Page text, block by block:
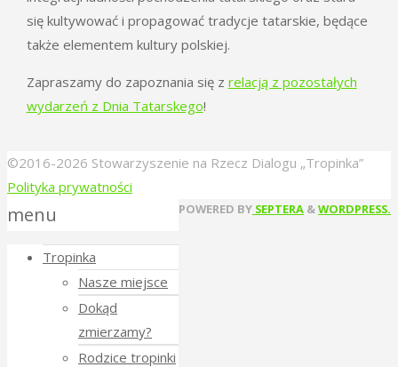
się kultywować i propagować tradycje tatarskie, będące
także elementem kultury polskiej.
Zapraszamy do zapoznania się z relacją z pozostałych
wydarzeń z Dnia Tatarskego!
©2016-2026 Stowarzyszenie na Rzecz Dialogu „Tropinka”
Polityka prywatności
POWERED BY SEPTERA &WORDPRESS.
Back
Top
menu
Tropinka
Nasze miejsce
Dokąd
zmierzamy?
Rodzice tropinki